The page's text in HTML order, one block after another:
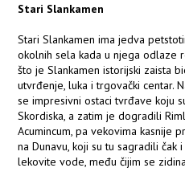
Stari Slankamen
Stari Slankamen ima jedva
okolnih sela kada u njega odlaze
što je Slankamen istorijski zaista
utvrđenje, luka i trgovački centar.
se impresivni ostaci tvrđave koju
Skordiska, a zatim je dogradili
Acumincum, pa vekovima kasnije
na Dunavu, koji su tu sagradili
lekovite vode, među čijim se